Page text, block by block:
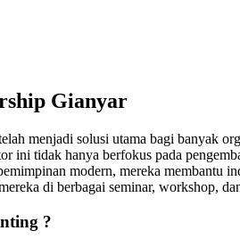
Gianyar
menjadi solusi utama bagi banyak
ini tidak hanya berfokus pada
modern, mereka membantu
di berbagai seminar, workshop,
?